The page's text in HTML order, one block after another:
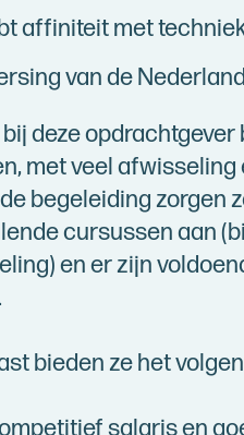
affiniteit met
van de
deze
met veel afwisseling
begeleiding zorgen
cursussen aan
en er zijn
bieden ze het
salaris en